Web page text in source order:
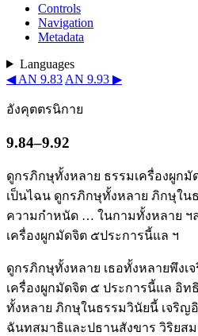
Controls
Navigation
Metadata
Languages
◀ AN 9.83 AN 9.93 ▶
อังคุตตรนิกาย
9.84–9.92
ดูกรภิกษุทั้งหลาย ธรรมเครื่องผูก
เป็นไฉน ดูกรภิกษุทั้งหลาย ภิกษุใน
ความกำหนัด … ในกามทั้งหลาย ฯ
เครื่องผูกมัดจิต ๕ประการนี้แล ฯ
ดูกรภิกษุทั้งหลาย เธอทั้งหลายพึงเ
เครื่องผูกมัดจิต ๕ ประการนี้แล อิ
ทั้งหลาย ภิกษุในธรรมวินัยนี้ เจริญ
ฉันทสมาธิและปธานสังขาร วิริยส